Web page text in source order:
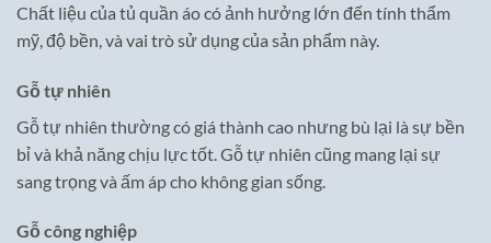
Chất liệu của tủ quần áo có ảnh hưởng lớn đến tính thẩm
mỹ, độ bền, và vai trò sử dụng của sản phẩm này.
Gỗ tự nhiên
Gỗ tự nhiên thường có giá thành cao nhưng bù lại là sự bền
bỉ và khả năng chịu lực tốt. Gỗ tự nhiên cũng mang lại sự
sang trọng và ấm áp cho không gian sống.
Gỗ công nghiệp